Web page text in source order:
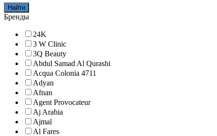
Найти
Бренды
24K
3 W Clinic
3Q Beauty
Abdul Samad Al Qurashi
Acqua Colonia 4711
Adyan
Afnan
Agent Provocateur
Aj Arabia
Ajmal
Al Fares